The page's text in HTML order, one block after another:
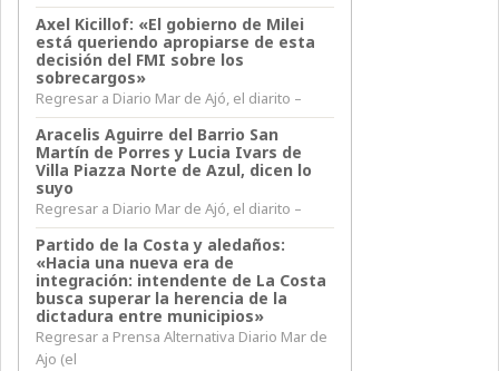
Axel Kicillof: «El gobierno de Milei
está queriendo apropiarse de esta
decisión del FMI sobre los
sobrecargos»
Regresar a Diario Mar de Ajó, el diarito –
Aracelis Aguirre del Barrio San
Martín de Porres y Lucia Ivars de
Villa Piazza Norte de Azul, dicen lo
suyo
Regresar a Diario Mar de Ajó, el diarito –
Partido de la Costa y aledaños:
«Hacia una nueva era de
integración: intendente de La Costa
busca superar la herencia de la
dictadura entre municipios»
Regresar a Prensa Alternativa Diario Mar de
Ajo (el